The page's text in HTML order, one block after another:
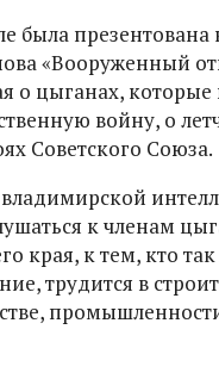
была презентована
«Вооруженный
о цыганах, которые
войну, о
Советского Союза.
к членам
края, к тем, кто
трудится в